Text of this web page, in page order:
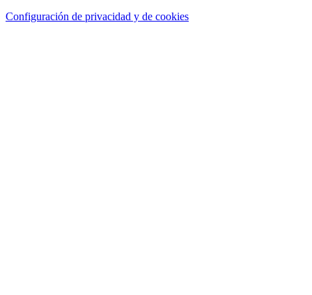
Configuración de privacidad y de cookies